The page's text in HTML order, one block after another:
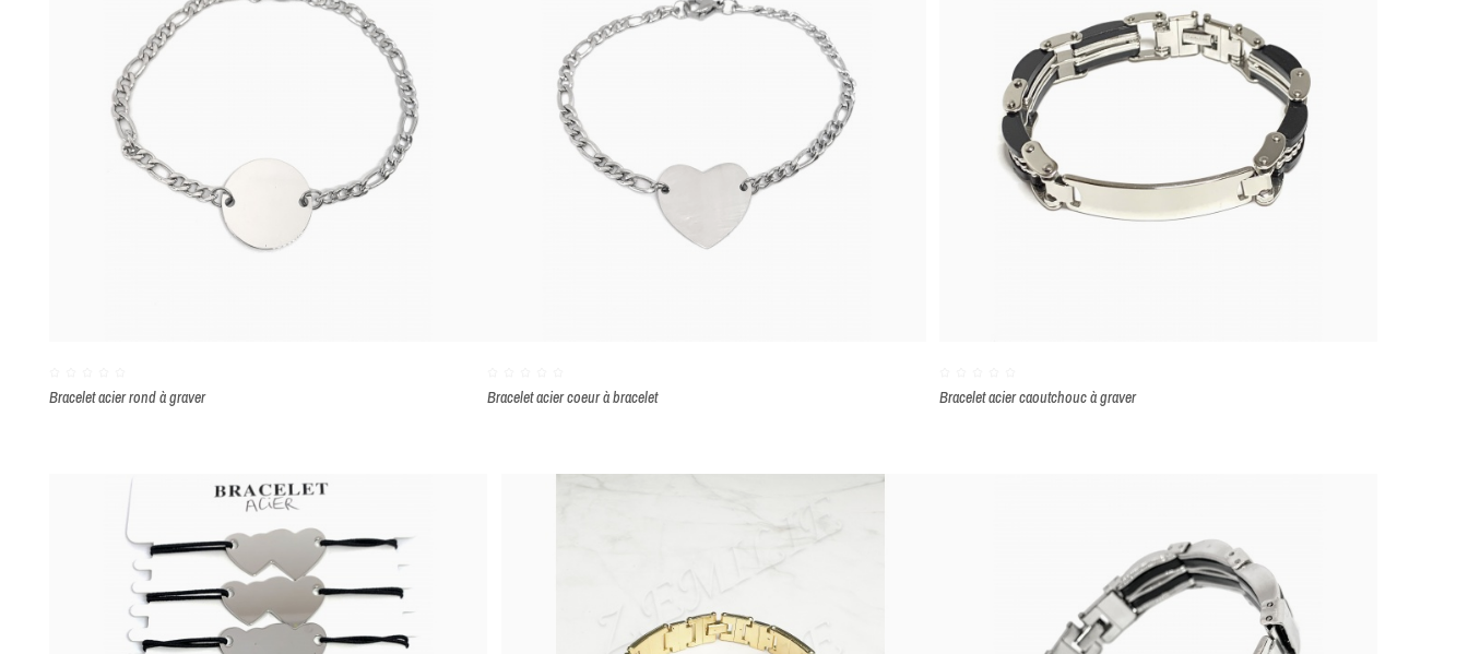
Bracelet acier rond à graver Bracelet acier coeur à bracelet Bracelet acier caoutchouc à graver